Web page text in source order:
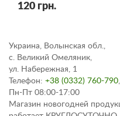
120 грн.
Украина, Волынская обл.,
с. Великий Омеляник,
ул. Набережная, 1
Телефон: +38 (0332) 760-790,
Пн-Пт 08:00-17:00
Магазин новогодней